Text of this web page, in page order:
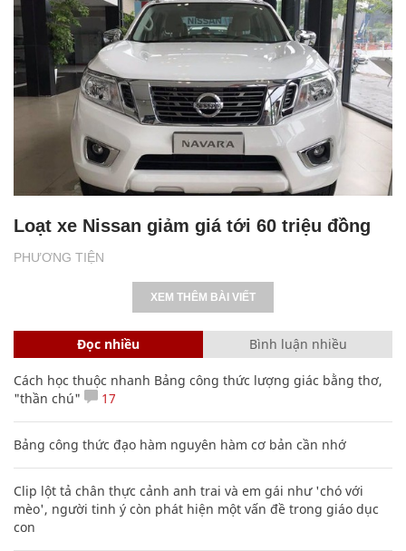
PHƯƠNG TIỆN
Loạt xe Nissan giảm giá tới 60 triệu đồng
XEM THÊM BÀI VIẾT
Đọc nhiều Bình luận nhiều
Cách học thuộc nhanh Bảng công thức lượng giác bằng thơ,
"thần chú"
17
Bảng công thức đạo hàm nguyên hàm cơ bản cần nhớ
Clip lột tả chân thực cảnh anh trai và em gái như 'chó với
mèo', người tinh ý còn phát hiện một vấn đề trong giáo dục
con